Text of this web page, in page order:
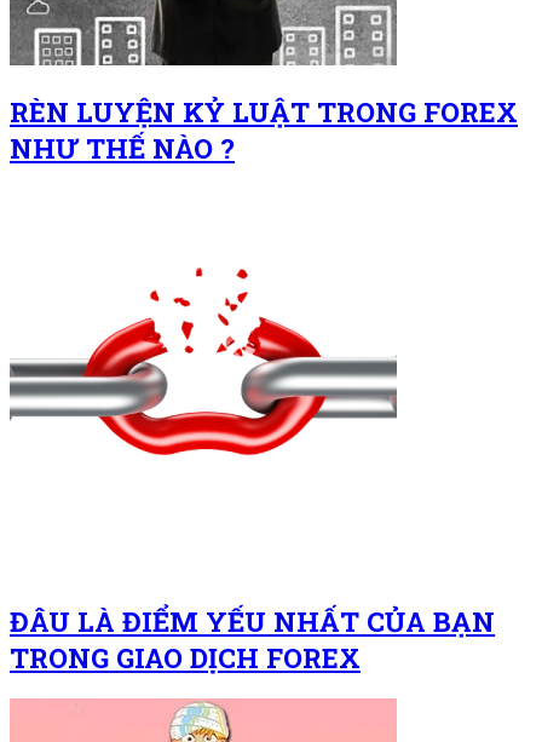
RÈN LUYỆN KỶ LUẬT TRONG FOREX
NHƯ THẾ NÀO ?
ĐÂU LÀ ĐIỂM YẾU NHẤT CỦA BẠN
TRONG GIAO DỊCH FOREX